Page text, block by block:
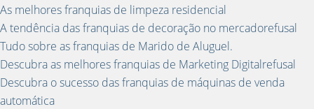
As melhores franquias de limpeza residencial
A tendência das franquias de decoração no mercadorefusal
Tudo sobre as franquias de Marido de Aluguel.
Descubra as melhores franquias de Marketing Digitalrefusal
Descubra o sucesso das franquias de máquinas de venda
automática